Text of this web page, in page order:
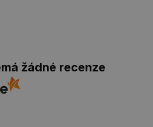
žádné recenze